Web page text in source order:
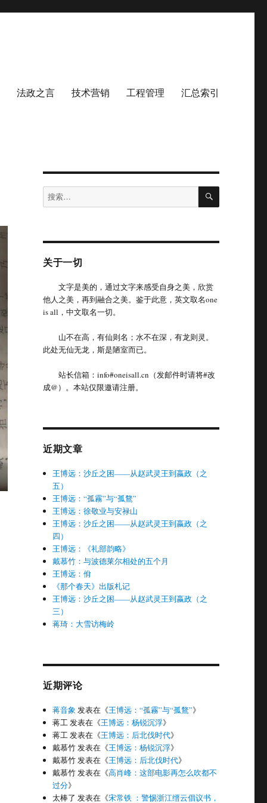
法政之言 技术营销 工程管理 汇总索引
搜
索：
搜
关于一切
文字是美的，通过文字来感受自身之美，欣赏
他人之美，再到融合之美。鉴于此意，英文取名one
is all，中文取名一切。
山不在高，有仙则名；水不在深，有龙则灵。
此处无仙无龙，斯是陋室而已。
站长信箱：info#oneisall.cn（发邮件时请将#改
成@）。本站仅限邀请注册。
近期文章
王博远：沙丘之困——从赵武灵王到嬴政（之
五）
王博远：“孤霧”与“孤鶩”
王博远：徐敬业与安禄山
王博远：沙丘之困——从赵武灵王到嬴政（之
四）
王博远：《礼部韵略》
戴慕竹：与波德莱尔相处的五个月
王博远：佾
《那个春天》出版札记
王博远：沙丘之困——从赵武灵王到嬴政（之
三）
蒋琦：大雪访梅岭
近期评论
蒋音象 发表在《王博远：“孤霧”与“孤鶩”》
蒋工发表在《王博远：杨锐沉浮》
蒋工发表在《王博远：后北伐时代》
戴慕竹发表在《王博远：杨锐沉浮》
戴慕竹发表在《王博远：后北伐时代》
戴慕竹发表在《高肖峰：这部电影再怎么吹都不
过分》
太棒了 发表在《宋常铁 ：警惕浙江缙云倡议书，